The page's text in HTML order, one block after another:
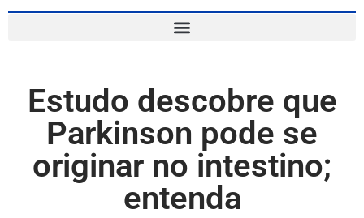
Estudo descobre que
Parkinson pode se
originar no intestino;
entenda